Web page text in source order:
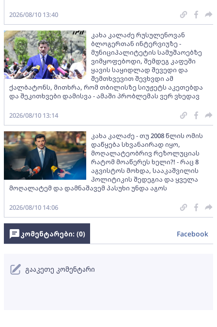
2026/08/10 13:40
კახა კალაძე რუსულენოვან
ბლოგერთან ინტერვიუზე -
მუნიციპალიტეტის სამუშაოებზე
ვიმყოფებოდი, შემდეგ კაფეში
ყავის საყიდლად შევედი და
შემთხვევით შევხვდი ამ
ქალბატონს, მითხრა, რომ თბილისზე სიუჟეტს აკეთებდა
და შეკითხვები დამისვა - ამაში პრობლემას ვერ ვხედავ
2026/08/10 13:14
კახა კალაძე - თუ 2008 წლის ომის
დაწყება სხვანაირად იყო,
მოღალატეობრივ რეზოლუციას
რატომ მოაწერეს ხელი?! - რაც 8
აგვისტოს მოხდა, სააკაშვილის
პოლიტიკის შედეგია და ყველა
მოღალატემ და დამნაშავემ პასუხი უნდა აგოს
2026/08/10 14:06
კომენტარები: (0) Facebook
გააკეთე კომენტარი